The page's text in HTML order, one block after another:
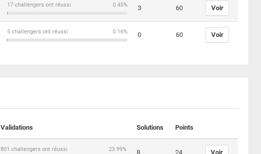
0.45%
17 challengers ont réussi 3 60 Voir
0.16%
5 challengers ont réussi 0 60 Voir
Validations Solutions Points
23.99%
801 challengers ont réussi 8 24 Voir